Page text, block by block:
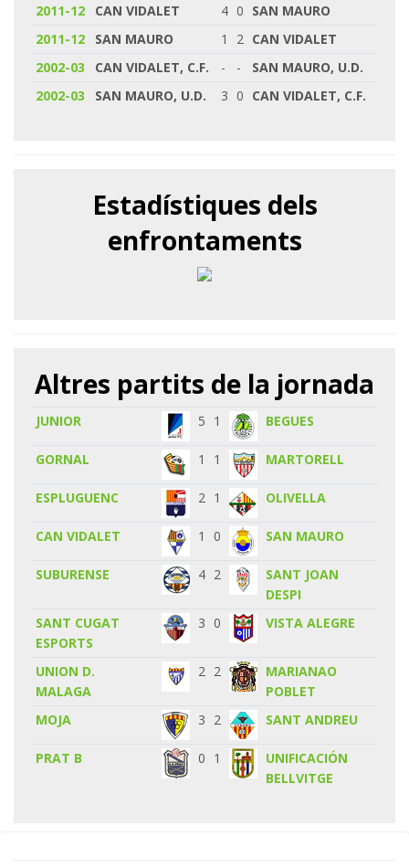
2011-12
CAN VIDALET 4 0 SAN MAURO
2011-12
SAN MAURO 1 2 CAN VIDALET
2002-03
CAN VIDALET, C.F. - -
SAN MAURO, U.D.
2002-03
SAN MAURO, U.D. 3 0 CAN VIDALET, C.F.
Estadístiques dels
enfrontaments
Altres partits de la jornada
JUNIOR 5 1 BEGUES
GORNAL 1 1 MARTORELL
ESPLUGUENC 2 1 OLIVELLA
CAN VIDALET 1 0 SAN MAURO
SUBURENSE 4 2
SANT JOAN
DESPI
SANT CUGAT
ESPORTS
3 0 VISTA ALEGRE
UNION D.
MALAGA
2 2
MARIANAO
POBLET
MOJA
3 2 SANT ANDREU
PRAT B 0 1
UNIFICACIÓN
BELLVITGE